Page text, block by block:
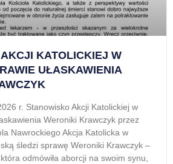
KATOLICKIEJ W
UŁASKAWIENIA
r. Stanowisko Akcji Katolickiej w
Weroniki Krawczyk przez
Nawrockiego Akcja Katolicka w
śledzi sprawę Weroniki Krawczyk –
odmówiła aborcji na swoim synu,